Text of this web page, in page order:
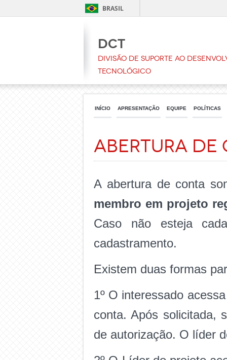
BRASIL
DCT
Divisão de Suporte ao
Tecnológico
INÍCIO APRESENTAÇÃO EQUIPE POLÍTICAS
Abertura de
A abertura de conta
membro em projeto
Caso não esteja
cadastramento.
Existem duas formas
1º O interessado
conta. Após solicitada,
de autorização. O líder